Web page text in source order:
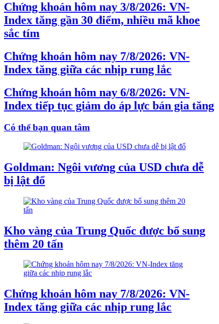
Chứng khoán hôm nay 3/8/2026: VN-
Index tăng gần 30 điểm, nhiều mã khoe
sắc tím
Chứng khoán hôm nay 7/8/2026: VN-
Index tăng giữa các nhịp rung lắc
Chứng khoán hôm nay 6/8/2026: VN-
Index tiếp tục giảm do áp lực bán gia tăng
Có thể bạn quan tâm
Goldman: Ngôi vương của USD chưa dễ
bị lật đổ
Kho vàng của Trung Quốc được bổ sung
thêm 20 tấn
Chứng khoán hôm nay 7/8/2026: VN-
Index tăng giữa các nhịp rung lắc